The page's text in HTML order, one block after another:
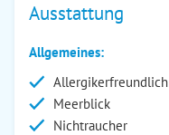
Ausstattung
Allgemeines:
Allergikerfreundlich
Meerblick
Nichtraucher